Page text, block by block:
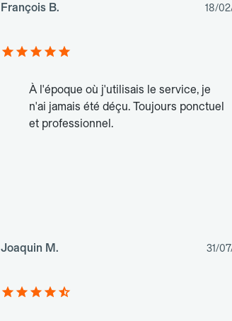
François B. 18/
À l'époque où j'utilisais le service, je
n'ai jamais été déçu. Toujours ponctuel
et professionnel.
Joaquin M. 31/